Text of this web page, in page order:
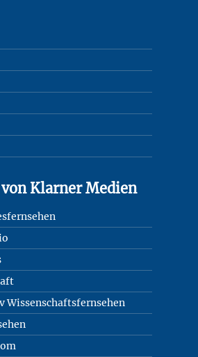
Klarner Medien
Wissenschaftsfernsehen